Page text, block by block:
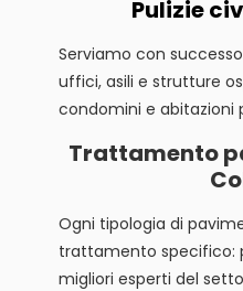
Pulizie
Serviamo con
uffici, asili e strutture
condomini e abitazioni
Trattamento
Ogni tipologia di
trattamento specifico:
migliori esperti del